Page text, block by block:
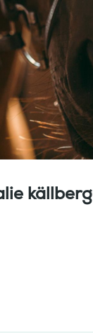
källberg